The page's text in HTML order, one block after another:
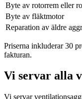
Byte av rotorrem eller
Byte av fläktmotor
Reparation av äldre
Priserna inkluderar 30
fakturan.
Vi servar alla
Vi servar